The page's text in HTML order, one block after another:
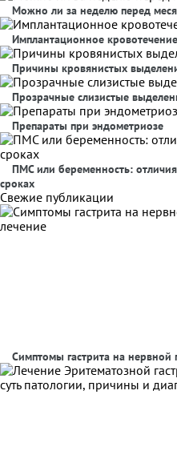
Можно ли за неделю перед
Имплантационное
Причины кровянистых
Прозрачные слизистые
Препараты при эндометриозе
ПМС или беременность:
сроках
Свежие публикации
Симптомы гастрита на нервной